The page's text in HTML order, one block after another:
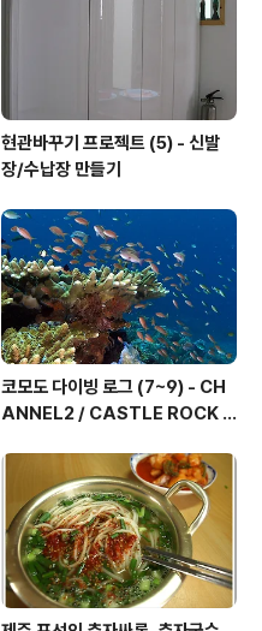
현관바꾸기 프로젝트 (5) - 신발
장/수납장 만들기
코모도 다이빙 로그 (7~9) - CH
ANNEL2 / CASTLE ROCK /